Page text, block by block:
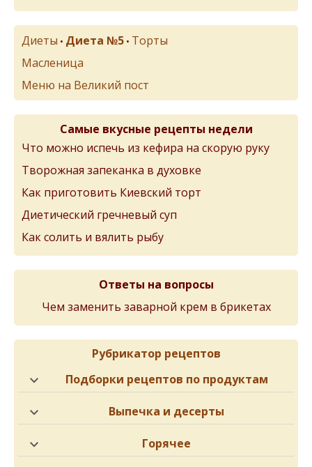
Диеты • Диета №5 • Торты
Масленица
Меню на Великий пост
Самые вкусные рецепты недели
Что можно испечь из кефира на скорую руку
Творожная запеканка в духовке
Как приготовить Киевский торт
Диетический гречневый суп
Как солить и вялить рыбу
Ответы на вопросы
Чем заменить заварной крем в брикетах
Рубрикатор рецептов
Подборки рецептов по продуктам
Выпечка и десерты
Горячее